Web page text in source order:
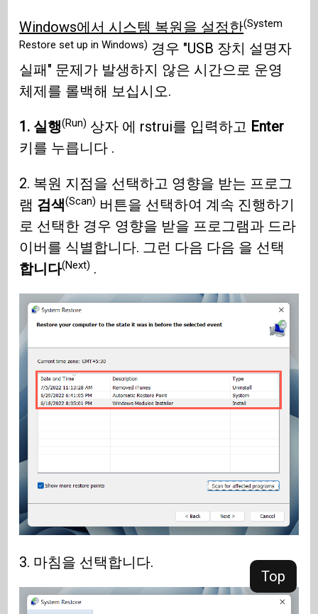
Top
Windows에서 시스템 복원을 설정한(System
Restore set up in Windows) 경우 "USB 장치 설명자
실패" 문제가 발생하지 않은 시간으로 운영
체제를 롤백해 보십시오.
1. 실행(Run) 상자 에 rstrui를 입력하고 Enter
키를 누릅니다 .
2. 복원 지점을 선택하고 영향을 받는 프로그
램 검색(Scan) 버튼을 선택하여 계속 진행하기
로 선택한 경우 영향을 받을 프로그램과 드라
이버를 식별합니다. 그런 다음 다음 을 선택
합니다(Next) .
3. 마침을 선택합니다.